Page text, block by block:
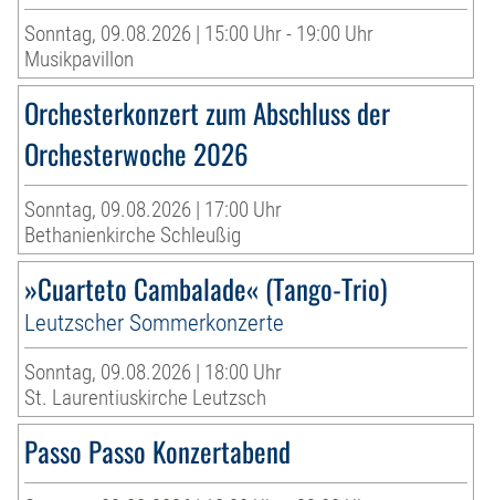
Sonntag, 09.08.2026 | 15:00 Uhr - 19:00 Uhr
Musikpavillon
Orchesterkonzert zum Abschluss der
Orchesterwoche 2026
Sonntag, 09.08.2026 | 17:00 Uhr
Bethanienkirche Schleußig
»Cuarteto Cambalade« (Tango-Trio)
Leutzscher Sommerkonzerte
Sonntag, 09.08.2026 | 18:00 Uhr
St. Laurentiuskirche Leutzsch
Passo Passo Konzertabend